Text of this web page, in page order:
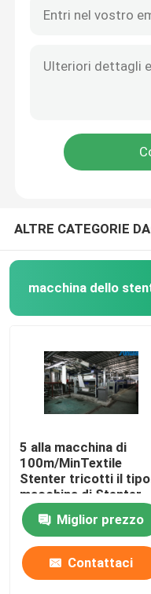
Macchina di
Asciugatrice di
Rilassi la macchina
ALTRE CATEGORIE
macchina dello
5 alla macchina di
100m/MinTextile
Stenter tricotti il tipo
macchina di Stenter
dell'aria calda del
vaporeMiglior prezzo
Contattaci